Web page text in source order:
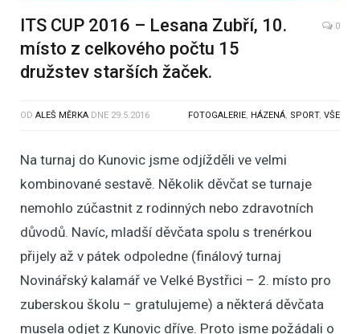
ITS CUP 2016 – Lesana Zubří, 10.
místo z celkového počtu 15
družstev starších žaček.
0
OD ALEŠ MĚRKA DNE 29.5.2016 FOTOGALERIE, HÁZENÁ, SPORT, VŠE
Na turnaj do Kunovic jsme odjížděli ve velmi
kombinované sestavě. Několik děvčat se turnaje
nemohlo zúčastnit z rodinných nebo zdravotních
důvodů. Navíc, mladší děvčata spolu s trenérkou
přijely až v pátek odpoledne (finálový turnaj
Novinářský kalamář ve Velké Bystřici – 2. místo pro
zuberskou školu – gratulujeme) a některá děvčata
musela odjet z Kunovic dříve. Proto jsme požádali o